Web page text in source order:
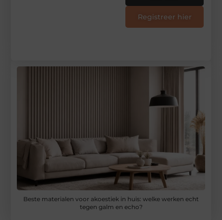
Beste materialen voor akoestiek in huis: welke werken echt
tegen galm en echo?
Registreer hier